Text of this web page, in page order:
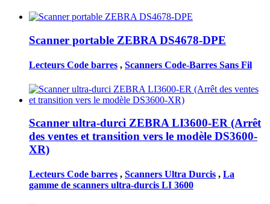
Scanner portable ZEBRA DS4678-DPE
Lecteurs Code barres , Scanners Code-Barres Sans Fil
Scanner ultra-durci ZEBRA LI3600-ER (Arrêt
des ventes et transition vers le modèle DS3600-
XR)
Lecteurs Code barres , Scanners Ultra Durcis , La
gamme de scanners ultra-durcis LI 3600